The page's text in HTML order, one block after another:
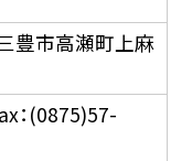
豊市高瀬町上麻
：(0875)57-